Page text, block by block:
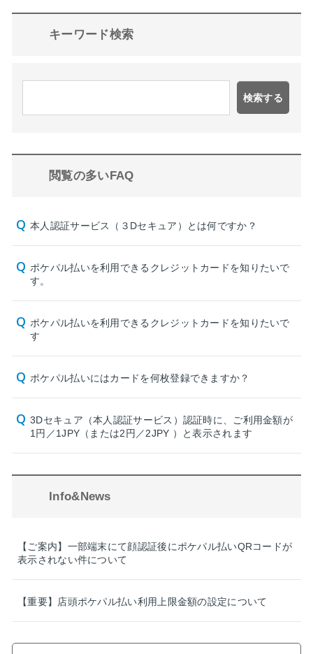
キーワード検索
検索する
閲覧の多いFAQ
本人認証サービス（３Dセキュア）とは何ですか？
ポケパル払いを利用できるクレジットカードを知りたいで
す。
ポケパル払いを利用できるクレジットカードを知りたいで
す
ポケパル払いにはカードを何枚登録できますか？
3Dセキュア（本人認証サービス）認証時に、ご利用金額が
1円／1JPY（または2円／2JPY ）と表示されます
Info&News
【ご案内】一部端末にて顔認証後にポケパル払いQRコードが
表示されない件について
【重要】店頭ポケパル払い利用上限金額の設定について